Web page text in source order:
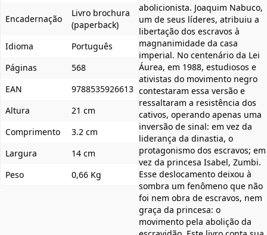
Encadernação
Livro brochura
(paperback)
Idioma
Português
Páginas
568
EAN
9788535926613
Altura
21 cm
Comprimento
3.2 cm
Largura
14 cm
Peso
0,66 Kg
abolicionista. Joaquim Nabuco,
um de seus líderes, atribuiu a
libertação dos escravos à
magnanimidade da casa
imperial. No centenário da Lei
Áurea, em 1988, estudiosos e
ativistas do movimento negro
contestaram essa versão e
ressaltaram a resistência dos
cativos, operando apenas uma
inversão de sinal: em vez da
liderança da dinastia, o
protagonismo dos escravos; em
vez da princesa Isabel, Zumbi.
Esse deslocamento deixou à
sombra um fenômeno que não
foi nem obra de escravos, nem
graça da princesa: o
movimento pela abolição da